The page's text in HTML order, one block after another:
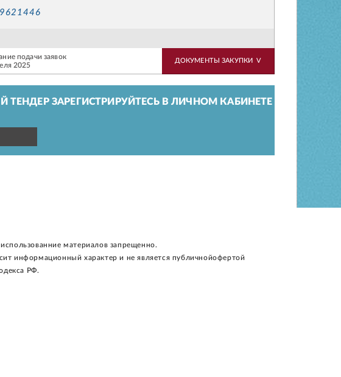
подачи заявок
2025
ДОКУМЕНТЫ ЗАКУПКИ V
ЗАРЕГИСТРИРУЙТЕСЬ В ЛИЧНОМ КАБИНЕТЕ
материалов запрещенно.
информационный характер и не является публичнойофертой
РФ.